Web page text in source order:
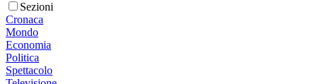
Sezioni
Cronaca
Mondo
Economia
Politica
Spettacolo